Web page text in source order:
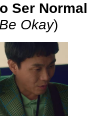
Ser Normal
Okay)